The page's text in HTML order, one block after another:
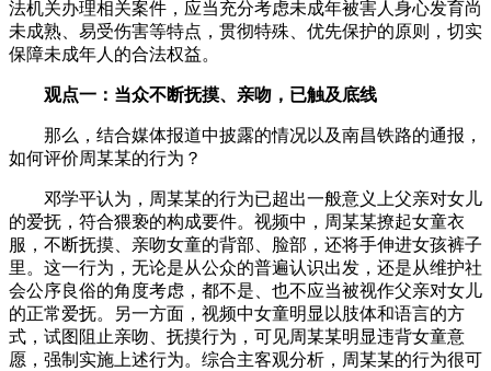
法机关办理相关案件，应当充分考虑未成年被害人身心发育尚
未成熟、易受伤害等特点，贯彻特殊、优先保护的原则，切实
保障未成年人的合法权益。
观点一：当众不断抚摸、亲吻，已触及底线
那么，结合媒体报道中披露的情况以及南昌铁路的通报，
如何评价周某某的行为？
邓学平认为，周某某的行为已超出一般意义上父亲对女儿
的爱抚，符合猥亵的构成要件。视频中，周某某撩起女童衣
服，不断抚摸、亲吻女童的背部、脸部，还将手伸进女孩裤子
里。这一行为，无论是从公众的普遍认识出发，还是从维护社
会公序良俗的角度考虑，都不是、也不应当被视作父亲对女儿
的正常爱抚。另一方面，视频中女童明显以肢体和语言的方
式，试图阻止亲吻、抚摸行为，可见周某某明显违背女童意
愿，强制实施上述行为。综合主客观分析，周某某的行为很可